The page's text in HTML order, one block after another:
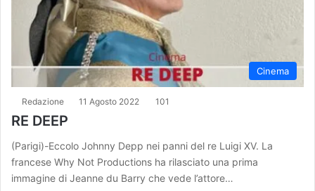
Cinema
Redazione 11 Agosto 2022 101
RE DEEP
(Parigi)-Eccolo Johnny Depp nei panni del re Luigi XV. La
francese Why Not Productions ha rilasciato una prima
immagine di Jeanne du Barry che vede l’attore…